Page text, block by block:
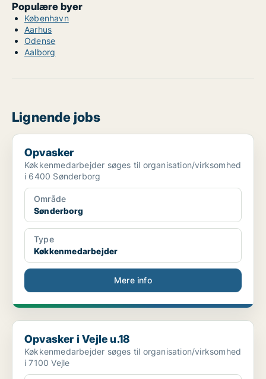
Populære byer
København
Aarhus
Odense
Aalborg
Lignende jobs
Opvasker
Opvasker
Køkkenmedarbejder søges til organisation/virksomhed
i 6400 Sønderborg
Område
Sønderborg
Type
Køkkenmedarbejder
Mere info
Opvasker i Vejle u.18
Opvasker i Vejle u.18
Køkkenmedarbejder søges til organisation/virksomhed
i 7100 Vejle